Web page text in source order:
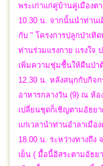
พระเก่าแก่คู่บ้านคู่เมืองต
10.30 น. จากนั้นนำท่าน
กับ " โครงการปลูกป่าเทิ
ท่านร่วมแรงกาย แรงใจ
เพิ่มความชุ่มชื้นให้ผืนป่า
12.30 น. หลังสนุกกับกิจ
อาหารกลางวัน (9) ณ ห้อ
เปลี่ยนชุดก็เชิญตามอัธย
แก่เวลานำท่านอำลาเมือ
18.00 น. ระหว่างทางถึ
เย็น ( มื้อนี้อิสระตามอัธย